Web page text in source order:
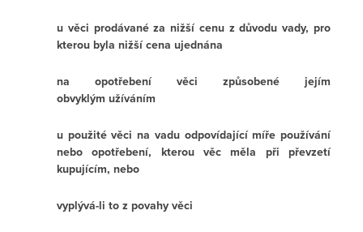
u věci prodávané za nižší cenu z důvodu vady, pro
kterou byla nižší cena ujednána
na opotřebení věci způsobené jejím
obvyklým užíváním
u použité věci na vadu odpovídající míře používání
nebo opotřebení, kterou věc měla při převzetí
kupujícím, nebo
vyplývá-li to z povahy věci